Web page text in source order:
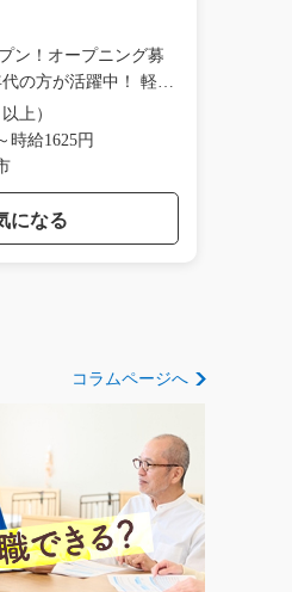
ン！オープニング募
い年代の方が活躍中！ 軽…
上）
時給1625円
になる
コラムページへ